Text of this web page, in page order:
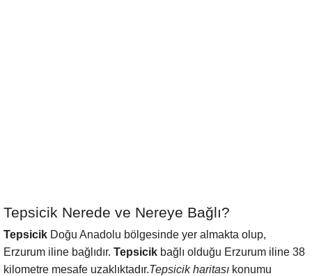
Tepsicik Nerede ve Nereye Bağlı?
Tepsicik Doğu Anadolu bölgesinde yer almakta olup,
Erzurum iline bağlıdır. Tepsicik bağlı olduğu Erzurum iline 38
kilometre mesafe uzaklıktadır.Tepsicik haritası konumu